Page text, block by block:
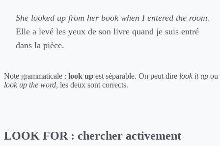
She looked up from her book when I entered the room.
Elle a levé les yeux de son livre quand je suis entré
dans la pièce.
Note grammaticale : look up est séparable. On peut dire look it up ou
look up the word, les deux sont corrects.
LOOK FOR : chercher activement